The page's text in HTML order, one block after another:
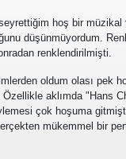
hoş bir müzikal
düşünmüyordum.
renklendirilmişti.
oldum olası pek
aklımda "Hans
çok hoşuma
mükemmel bir